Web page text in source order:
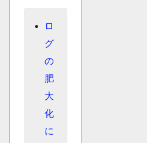
ロ
グ
の
肥
大
化
に